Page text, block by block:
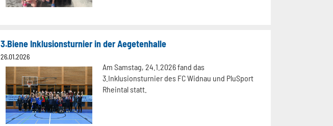
3.Biene Inklusionsturnier in der Aegetenhalle
26.01.2026
Am Samstag, 24.1.2026 fand das
3.Inklusionsturnier des FC Widnau und PluSport
Rheintal statt.